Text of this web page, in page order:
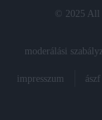
© 2025 All
moderálási
impresszum ászf